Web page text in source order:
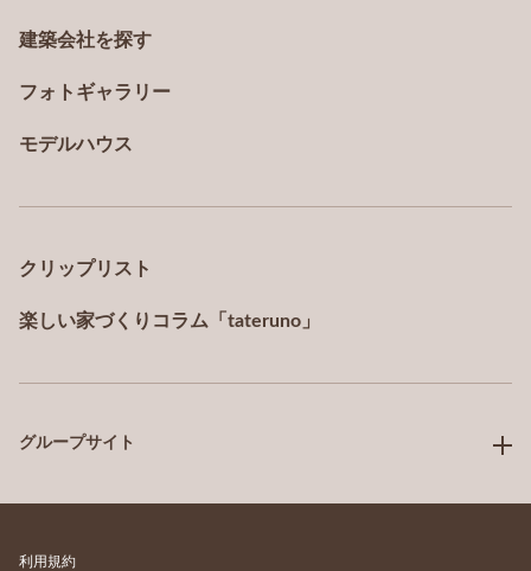
建築会社を探す
フォトギャラリー
モデルハウス
クリップリスト
楽しい家づくりコラム「tateruno」
グループサイト
利用規約